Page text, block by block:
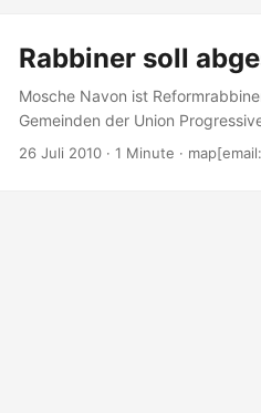
Rabbiner soll
Mosche Navon ist
Gemeinden der Union
Engagements aber offenbar
26 Juli 2010 · 1 Minute ·